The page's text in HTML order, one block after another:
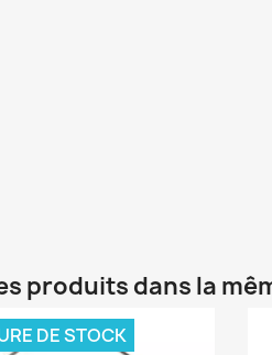
produits dans la
DE STOCK